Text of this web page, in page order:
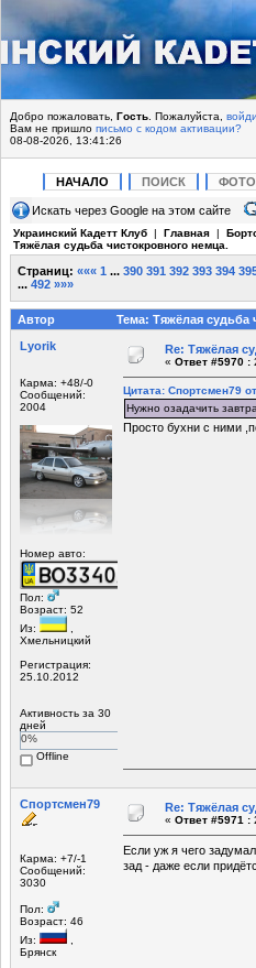
Добро пожаловать, Гость . Пожалуйста,
Вам не пришло письмо с кодом активации?
08-08-2026, 13:41:26
НАЧАЛО ПОИСК
Искать через Google на этом сайте
Украинский Кадетт Клуб | Главная |
Тяжёлая судьба чистокровного немца.
Страниц: ««« 1 ... 390 391 392 393 394
... 492 »»»
Автор
Тема: Тяжёлая судьба
Lyorik
Карма: +48/-0
Сообщений:
2004
Номер авто:
Пол:
Возраст: 52
Из:
,
Хмельницкий
Регистрация:
25.10.2012
Активность за 30
дней
0%
Offline
Re: Тяжёлая
« Ответ #5970 :
Цитата: Спортсмен79
Нужно озадачить
Просто бухни с ними
Спортсмен79
Карма: +7/-1
Сообщений:
3030
Пол:
Возраст: 46
Из:
Брянск
Re: Тяжёлая
« Ответ #5971 :
Если уж я чего
зад - даже если